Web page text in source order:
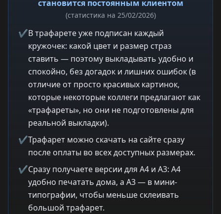
становится постоянным клиентом
(статистика на 25/02/2026)
✔В трафарете уже подписан каждый
кружочек: какой цвет и размер страз
ставить — поэтому выкладывать удобно и
спокойно, без догадок и лишних ошибок (в
отличие от просто красивых картинок,
которые некоторые коллеги предлагают как
«трафареты», но они не подготовлены для
реальной выкладки).
✔Трафарет можно скачать на сайте сразу
после оплаты во всех доступных размерах.
✔Сразу получаете версии для A4 и A3: A4
удобно печатать дома, а A3 — в мини-
типографии, чтобы меньше склеивать
большой трафарет.